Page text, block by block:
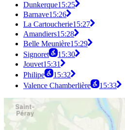
Dunkerque15:25
Barnave15:26
La Cartoucherie15:27
Amandiers15:28
Belle Meunière15:29
Signoret
15:30
Jouvet15:31
Philipe
15:32
Valence Chamberlière
15:33